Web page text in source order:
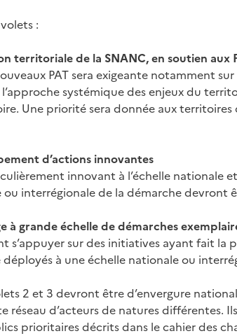
:
territoriale de la SNANC, en soutien aux
PAT sera exigeante notamment
systémique des enjeux du
Une priorité sera donnée aux
d’actions innovantes
innovant à l’échelle nationale
ou interrégionale de la démarche devront
à grande échelle de démarches
s’appuyer sur des initiatives ayant fait
à une échelle nationale ou
2 et 3 devront être d’envergure
réseau d’acteurs de natures différentes.
prioritaires décrits dans le cahier des